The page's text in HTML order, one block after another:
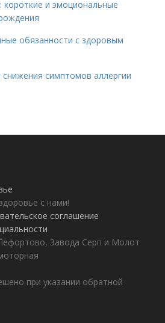
короткие и эмоциональные
обязанности с здоровым
симптомов аллергии
с нами!
соглашение
Завода Серп и Молот
при указании обратной